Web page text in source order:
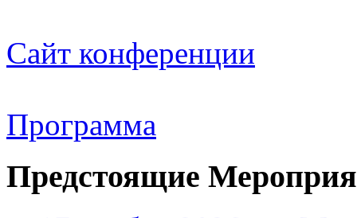
Сайт конференции
Программа
Предстоящие